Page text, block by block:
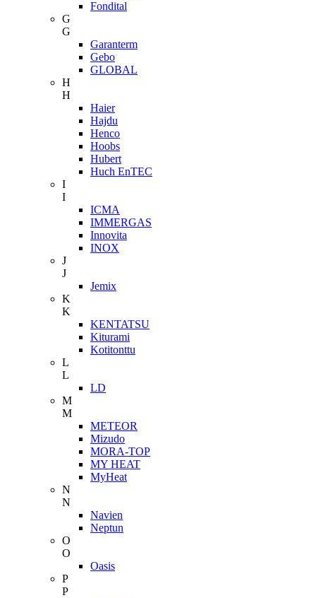
Fondital
G
G
Garanterm
Gebo
GLOBAL
H
H
Haier
Hajdu
Henco
Hoobs
Hubert
Huch EnTEC
I
I
ICMA
IMMERGAS
Innovita
INOX
J
J
Jemix
K
K
KENTATSU
Kiturami
Kotitonttu
L
L
LD
M
M
METEOR
Mizudo
MORA-TOP
MY HEAT
MyHeat
N
N
Navien
Neptun
O
O
Oasis
P
P